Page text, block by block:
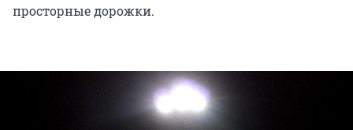
просторные дорожки.